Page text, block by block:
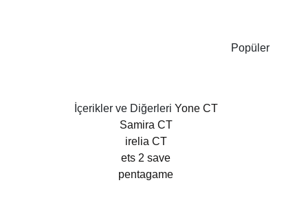
Popüler
İçerikler ve Diğerleri Yone CT
Samira CT
irelia CT
ets 2 save
pentagame